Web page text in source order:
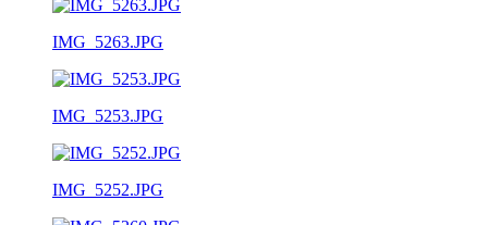
IMG_5263.JPG
IMG_5253.JPG
IMG_5252.JPG